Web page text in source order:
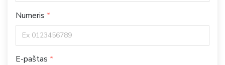
Numeris
E-paštas